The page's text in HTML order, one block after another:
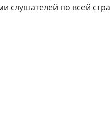
по всей